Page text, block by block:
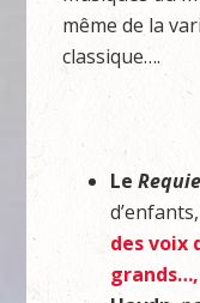
même de la
classique….
Le
des voix
grands…,